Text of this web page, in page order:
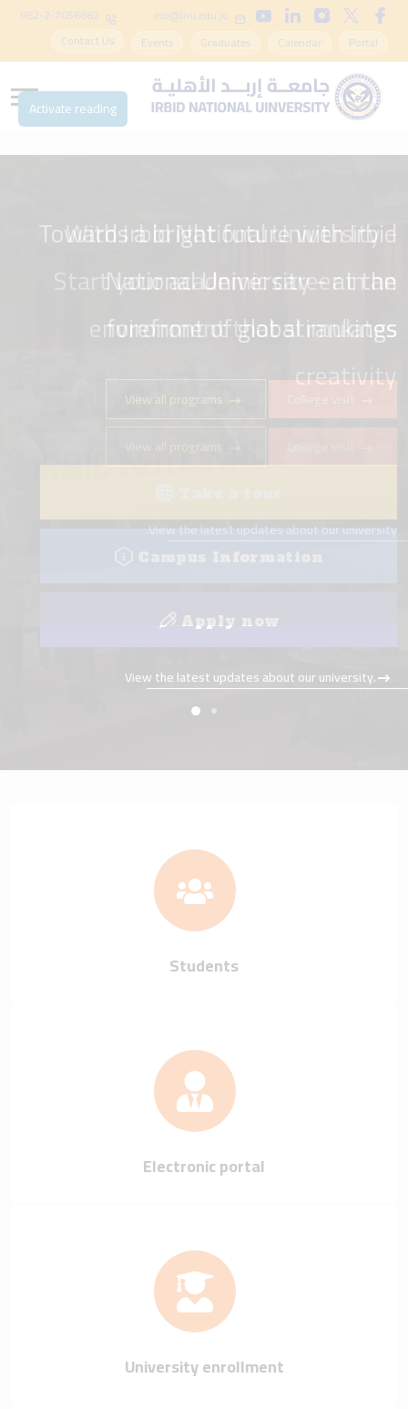
inu@inu.edu.jo
962-2-7056682
Portal
Calendar
Graduates
Events
Contact Us
Towards a bright future with Irbid
National University - at the
forefront of global rankings
College visit
View all programs
Campus Information
Apply now
View the latest updates about our university.
With Irbid National University -
Start your academic career in an
environment that stimulates
creativity
View the latest updates about our university.
Students
Electronic portal
University enrollment
Activate reading